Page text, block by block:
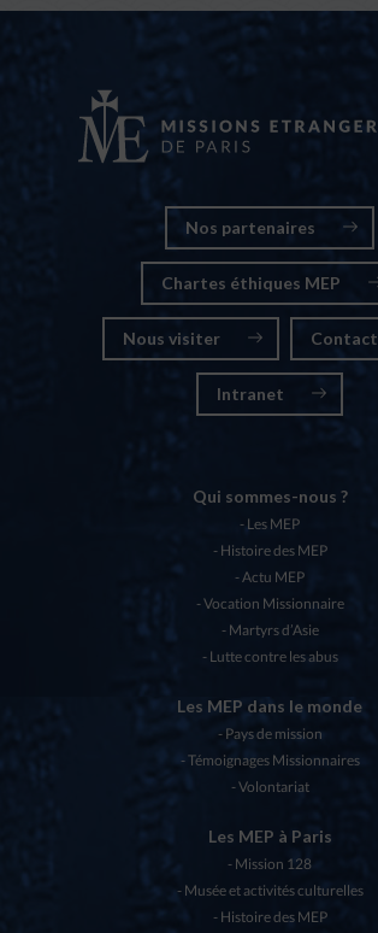
Nos partenaires
Chartes éthiques MEP
Nous visiter Contact
Intranet
Qui sommes-nous ?
Les MEP
Histoire des MEP
Actu MEP
Vocation Missionnaire
Martyrs d’Asie
Lutte contre les abus
Les MEP dans le monde
Pays de mission
Témoignages Missionnaires
Volontariat
Les MEP à Paris
Mission 128
Musée et activités culturelles
Histoire des MEP